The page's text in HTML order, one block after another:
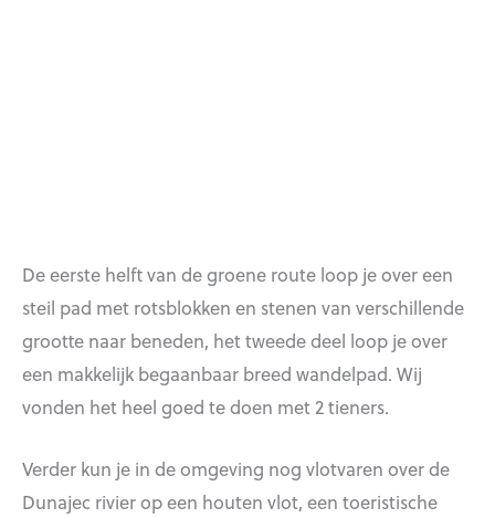
De eerste helft van de groene route loop je over een
steil pad met rotsblokken en stenen van verschillende
grootte naar beneden, het tweede deel loop je over
een makkelijk begaanbaar breed wandelpad. Wij
vonden het heel goed te doen met 2 tieners.
Verder kun je in de omgeving nog vlotvaren over de
Dunajec rivier op een houten vlot, een toeristische